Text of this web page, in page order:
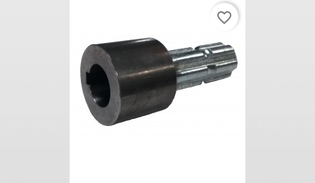
favorite_border